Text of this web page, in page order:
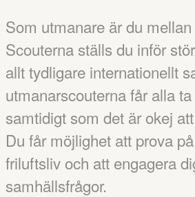
Som utmanare är du
Scouterna ställs du inför
allt tydligare internationellt
utmanarscouterna får alla
samtidigt som det är okej
Du får möjlighet att prova
friluftsliv och att engagera
samhällsfrågor.